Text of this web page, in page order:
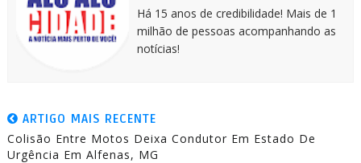
Há 15 anos de credibilidade! Mais de 1
milhão de pessoas acompanhando as
notícias!
ARTIGO MAIS RECENTE
Colisão Entre Motos Deixa Condutor Em Estado De
Urgência Em Alfenas, MG